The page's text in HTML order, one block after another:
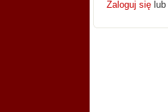
Zaloguj się lub